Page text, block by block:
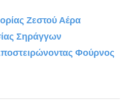
Ζεστού Αέρα
Σηράγγων
Φούρνος